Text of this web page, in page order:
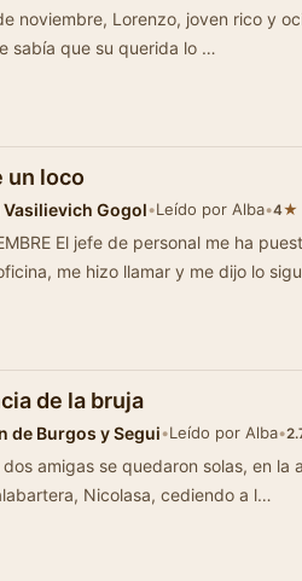
noviembre, Lorenzo, joven rico y
sabía que su querida lo …
un loco
Vasilievich Gogol•Leído por Alba•4★
El jefe de personal me ha
me hizo llamar y me dijo lo
de la bruja
de Burgos y Segui•Leído por Alba•
dos amigas se quedaron solas, en
Nicolasa, cediendo a l…